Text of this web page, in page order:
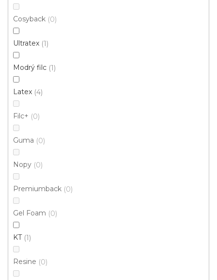
Cosyback 0
Ultratex 1
Modrý filc 1
Latex 4
Filc+ 0
Guma 0
Nopy 0
Premiumback 0
Gel Foam 0
KT 1
Resine 0
Koberec metráž DYNASTY /filc 82
Skladem externě, odesíláme do 2-3 dnů
246 Kč
4 m